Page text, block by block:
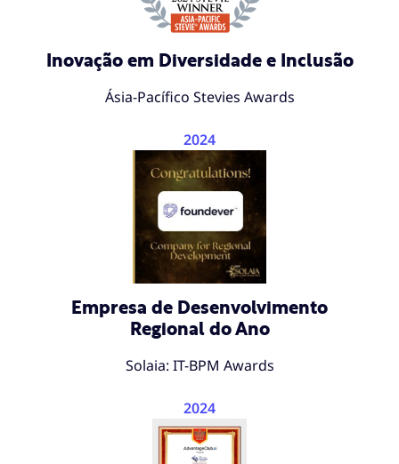
Inovação em Diversidade e Inclusão
Ásia-Pacífico Stevies Awards
2024
Empresa de Desenvolvimento
Regional do Ano
Solaia: IT-BPM Awards
2024